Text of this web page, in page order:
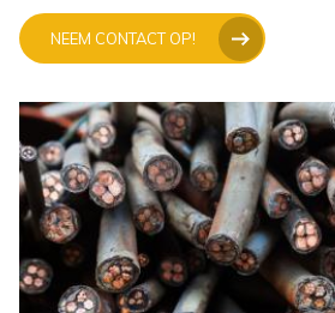
NEEM CONTACT OP!